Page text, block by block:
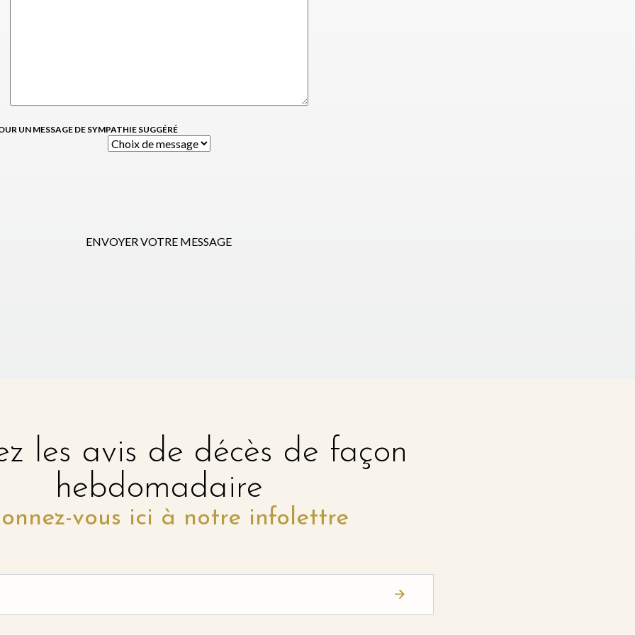
UN MESSAGE DE SYMPATHIE SUGGÉRÉ
ENVOYER VOTRE MESSAGE
les avis de décès de façon
hebdomadaire
vous ici à notre infolettre